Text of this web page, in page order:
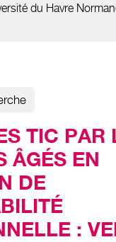
du Havre
TIC PAR
ÂGÉS EN
DE
: